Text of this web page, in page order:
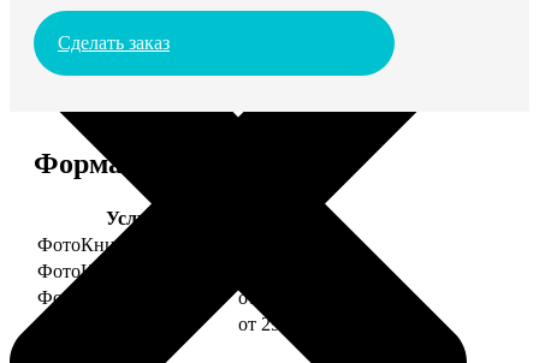
Сделать заказ
Форматы и цены
Услуга
ФотоКниги "Премиум"
ФотоКниги "Слим"
ФотоКниги "Лайт"
от 2990
ФотоКниги "Софт"
от 2990